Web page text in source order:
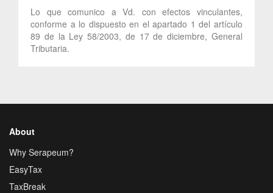
Lo que comunico a Vd. con efectos vinculantes,
conforme a lo dispuesto en el apartado 1 del artículo
89 de la Ley 58/2003, de 17 de diciembre, General
Tributaria.
About
Why Serapeum?
EasyTax
TaxBreak